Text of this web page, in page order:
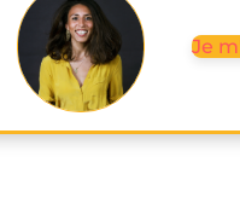
Je